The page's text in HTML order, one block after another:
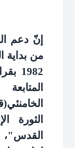
إنّ دعم
من بداية
الثورة